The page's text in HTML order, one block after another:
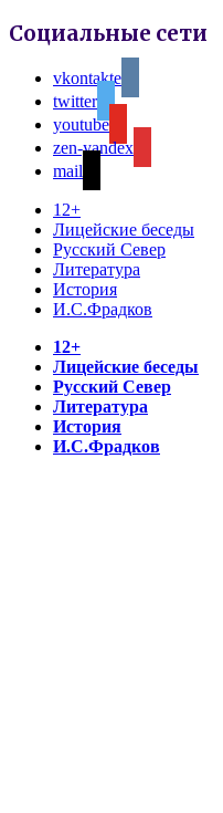
Социальные сети
vkontakte
twitter
youtube
zen-yandex
mail
12+
Лицейские беседы
Русский Север
Литература
История
И.С.Фрадков
12+
Лицейские беседы
Русский Север
Литература
История
И.С.Фрадков